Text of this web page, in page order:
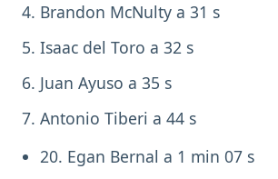
Brandon McNulty a 31 s
Isaac del Toro a 32 s
Juan Ayuso a 35 s
Antonio Tiberi a 44 s
20. Egan Bernal a 1 min 07 s